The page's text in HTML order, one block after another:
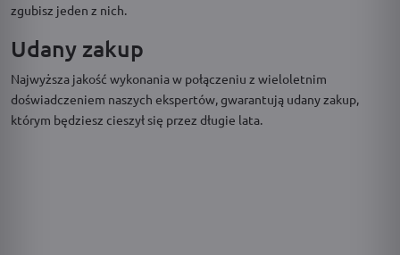
zgubisz jeden z nich.
Udany zakup
Najwyższa jakość wykonania w połączeniu z wieloletnim
doświadczeniem naszych ekspertów, gwarantują udany zakup,
którym będziesz cieszył się przez długie lata.